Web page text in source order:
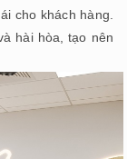
cho khách hàng.
hài hòa, tạo nên